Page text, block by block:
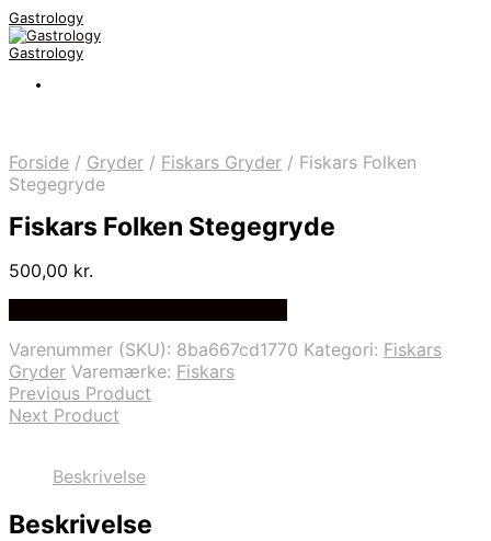
Gastrology
Gastrology
Forside / Gryder / Fiskars Gryder / Fiskars Folken
Stegegryde
Fiskars Folken Stegegryde
500,00 kr.
Varenummer (SKU): 8ba667cd1770 Kategori: Fiskars
Gryder Varemærke: Fiskars
Previous Product
Next Product
Beskrivelse
Beskrivelse